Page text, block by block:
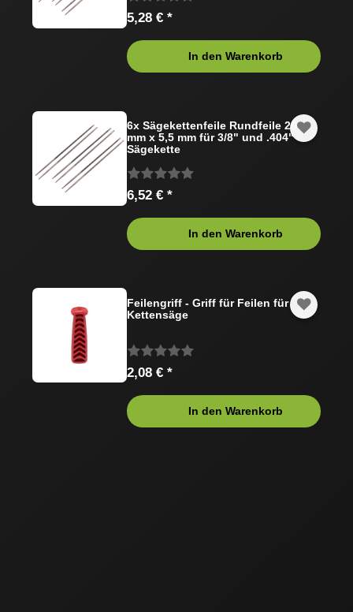
5,28 € *
In den Warenkorb
6x Sägekettenfeile Rundfeile 200
mm x 5,5 mm für 3/8" und .404"
Sägekette
6,52 € *
In den Warenkorb
Feilengriff - Griff für Feilen für
Kettensäge
2,08 € *
In den Warenkorb